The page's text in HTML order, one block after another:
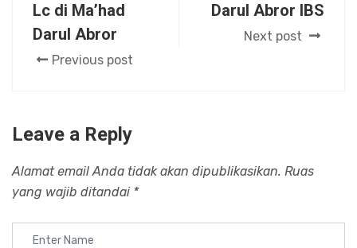
Lc di Ma’had
Darul Abror
Previous post
Darul Abror IBS
Next post
Leave a Reply
Alamat email Anda tidak akan dipublikasikan. Ruas
yang wajib ditandai *